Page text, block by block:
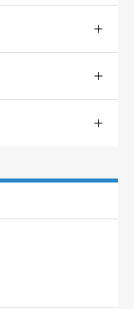
5
7
10